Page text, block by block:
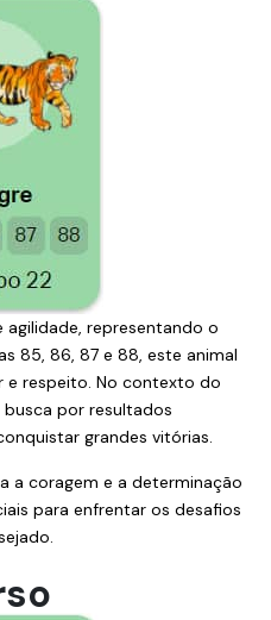
representando o
85, 86, 87 e 88, este animal
e respeito. No contexto do
busca por resultados
grandes vitórias.
a coragem e a determinação
para enfrentar os desafios